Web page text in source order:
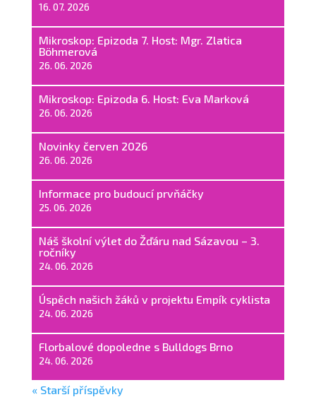
16. 07. 2026
Mikroskop: Epizoda 7. Host: Mgr. Zlatica
Böhmerová
26. 06. 2026
Mikroskop: Epizoda 6. Host: Eva Marková
26. 06. 2026
Novinky červen 2026
26. 06. 2026
Informace pro budoucí prvňáčky
25. 06. 2026
Náš školní výlet do Žďáru nad Sázavou – 3.
ročníky
24. 06. 2026
Úspěch našich žáků v projektu Empík cyklista
24. 06. 2026
Florbalové dopoledne s Bulldogs Brno
24. 06. 2026
« Starší příspěvky